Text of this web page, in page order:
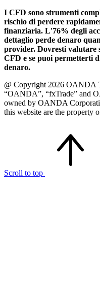
I CFD sono strumenti
rischio di perdere
finanziaria. L'76% degli
dettaglio perde denaro
provider. Dovresti valutare
CFD e se puoi permetterti
denaro.
@ Copyright 2026 OANDA
“OANDA”, “fxTrade” and
owned by OANDA
this website are the property
Scroll to top